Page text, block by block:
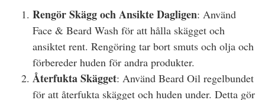
Rengör Skägg och Ansikte Dagligen: Använd
Face & Beard Wash för att hålla skägget och
ansiktet rent. Rengöring tar bort smuts och olja och
förbereder huden för andra produkter.
Återfukta Skägget: Använd Beard Oil regelbundet
för att återfukta skägget och huden under. Detta gör